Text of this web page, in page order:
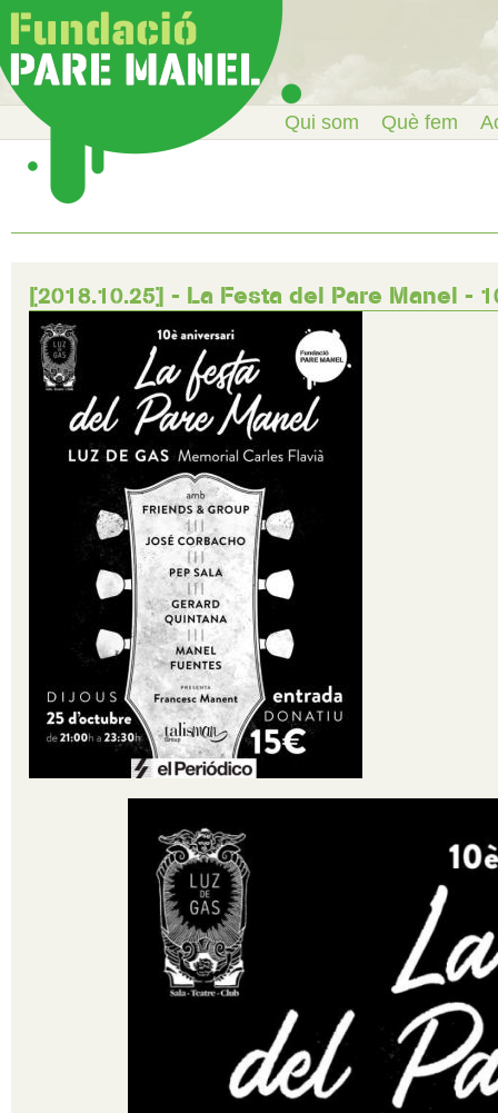
Qui som Què fem
[2018.10.25] - La Festa del Pare Manel -